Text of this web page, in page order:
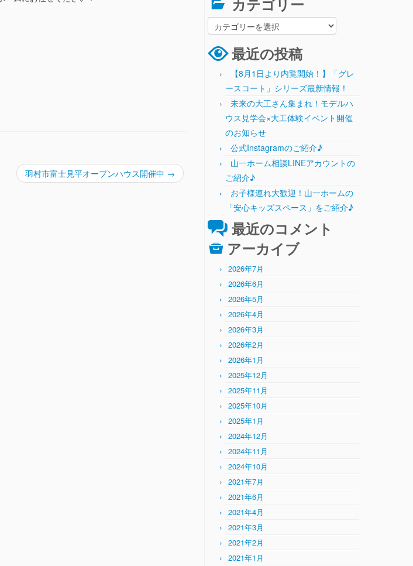
羽村市富士見平オープンハウス開催中 →
最近の投稿
【8月1日より内覧開始！】「グレ
ースコート」シリーズ最新情報！
未来の大工さん集まれ！モデルハ
ウス見学会×大工体験イベント開催
のお知らせ
公式Instagramのご紹介♪
山一ホーム相談LINEアカウントの
ご紹介♪
お子様連れ大歓迎！山一ホームの
「安心キッズスペース」をご紹介♪
最近のコメント
アーカイブ
2026年7月
2026年6月
2026年5月
2026年4月
2026年3月
2026年2月
2026年1月
2025年12月
2025年11月
2025年10月
2025年1月
2024年12月
2024年11月
2024年10月
2021年7月
2021年6月
2021年4月
2021年3月
2021年2月
2021年1月